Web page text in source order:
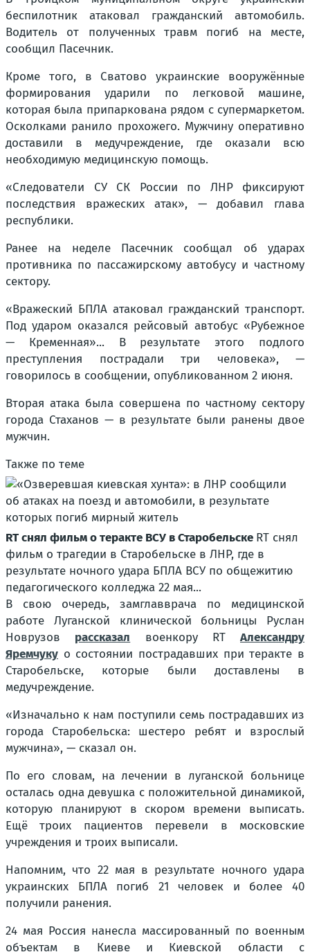
беспилотник атаковал гражданский автомобиль.
Водитель от полученных травм погиб на месте,
сообщил Пасечник.
Кроме того, в Сватово украинские вооружённые
формирования ударили по легковой машине,
которая была припаркована рядом с супермаркетом.
Осколками ранило прохожего. Мужчину оперативно
доставили в медучреждение, где оказали всю
необходимую медицинскую помощь.
«Следователи СУ СК России по ЛНР фиксируют
последствия вражеских атак», — добавил глава
республики.
Ранее на неделе Пасечник сообщал об ударах
противника по пассажирскому автобусу и частному
сектору.
«Вражеский БПЛА атаковал гражданский транспорт.
Под ударом оказался рейсовый автобус «Рубежное
— Кременная»... В результате этого подлого
преступления пострадали три человека», —
говорилось в сообщении, опубликованном 2 июня.
Вторая атака была совершена по частному сектору
города Стаханов — в результате были ранены двое
мужчин.
Также по теме
RT снял фильм о теракте ВСУ в Старобельске RT снял
фильм о трагедии в Старобельске в ЛНР, где в
результате ночного удара БПЛА ВСУ по общежитию
педагогического колледжа 22 мая...
В свою очередь, замглавврача по медицинской
работе Луганской клинической больницы Руслан
Новрузов рассказал военкору RT Александру
Яремчуку о состоянии пострадавших при теракте в
Старобельске, которые были доставлены в
медучреждение.
«Изначально к нам поступили семь пострадавших из
города Старобельска: шестеро ребят и взрослый
мужчина», — сказал он.
По его словам, на лечении в луганской больнице
осталась одна девушка с положительной динамикой,
которую планируют в скором времени выписать.
Ещё троих пациентов перевели в московские
учреждения и троих выписали.
Напомним, что 22 мая в результате ночного удара
украинских БПЛА погиб 21 человек и более 40
получили ранения.
24 мая Россия нанесла массированный по военным
объектам в Киеве и Киевской области с